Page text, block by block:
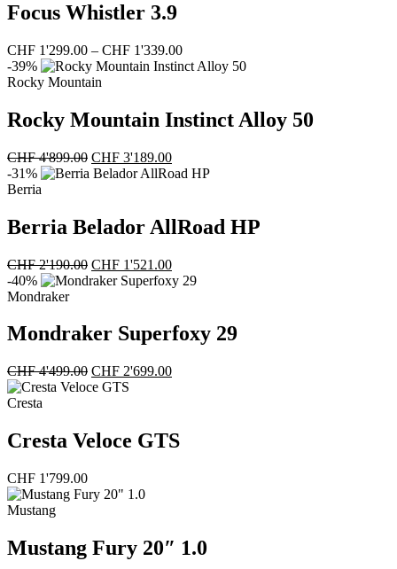
Focus Whistler 3.9
CHF 1'299.00 – CHF 1'339.00Preisspanne:
CHF 1'299.00
-39%
Rocky Mountain
Rocky Mountain Instinct Alloy 50
CHF4'899.00 Ursprünglicher
Preis
CHF 3'189.00Aktueller
Preis
-31%
Berria
Berria Belador AllRoad HP
CHF2'190.00 Ursprünglicher
Preis
CHF 1'521.00Aktueller
Preis
-40%
Mondraker
Mondraker Superfoxy 29
CHF4'499.00 Ursprünglicher
Preis
CHF 2'699.00Aktueller
Cresta
Cresta Veloce GTS
CHF 1'799.00
Mustang
Mustang Fury 20″ 1.0